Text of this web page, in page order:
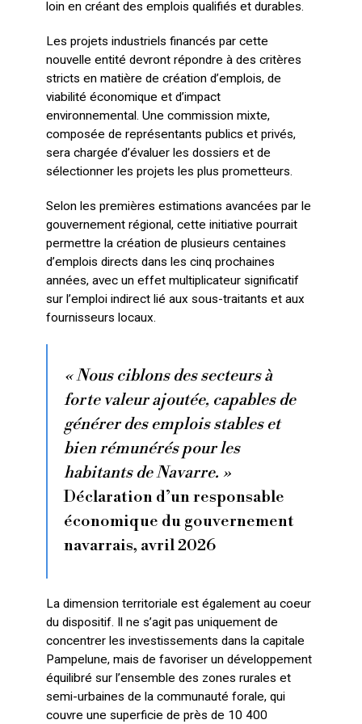
loin en créant des emplois qualifiés et durables.
Les projets industriels financés par cette
nouvelle entité devront répondre à des critères
stricts en matière de création d’emplois, de
viabilité économique et d’impact
environnemental. Une commission mixte,
composée de représentants publics et privés,
sera chargée d’évaluer les dossiers et de
sélectionner les projets les plus prometteurs.
Selon les premières estimations avancées par le
gouvernement régional, cette initiative pourrait
permettre la création de plusieurs centaines
d’emplois directs dans les cinq prochaines
années, avec un effet multiplicateur significatif
sur l’emploi indirect lié aux sous-traitants et aux
fournisseurs locaux.
« Nous ciblons des secteurs à
forte valeur ajoutée, capables de
générer des emplois stables et
bien rémunérés pour les
habitants de Navarre. »
Déclaration d’un responsable
économique du gouvernement
navarrais, avril 2026
La dimension territoriale est également au coeur
du dispositif. Il ne s’agit pas uniquement de
concentrer les investissements dans la capitale
Pampelune, mais de favoriser un développement
équilibré sur l’ensemble des zones rurales et
semi-urbaines de la communauté forale, qui
couvre une superficie de près de 10 400